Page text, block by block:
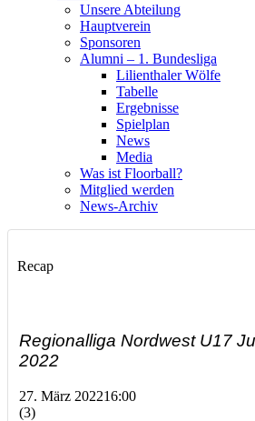
Unsere Abteilung
Hauptverein
Sponsoren
Alumni – 1. Bundesliga
Lilienthaler Wölfe
Tabelle
Ergebnisse
Spielplan
News
Media
Was ist Floorball?
Mitglied werden
News-Archiv
Recap
Regionalliga Nordwest U17
2022
27. März 202216:00
(3)